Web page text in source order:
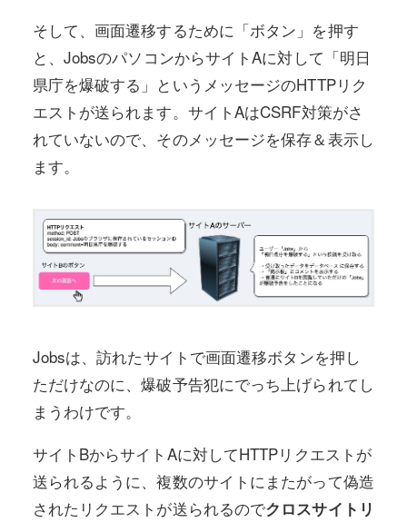
そして、画面遷移するために「ボタン」を押す
と、JobsのパソコンからサイトAに対して「明日
県庁を爆破する」というメッセージのHTTPリク
エストが送られます。サイトAはCSRF対策がさ
れていないので、そのメッセージを保存＆表示し
ます。
Jobsは、訪れたサイトで画面遷移ボタンを押し
ただけなのに、爆破予告犯にでっち上げられてし
まうわけです。
サイトBからサイトAに対してHTTPリクエストが
送られるように、複数のサイトにまたがって偽造
されたリクエストが送られるのでクロスサイトリ